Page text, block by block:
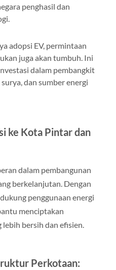
penghasil dan
adopsi EV, permintaan
juga akan tumbuh. Ini
dalam pembangkit
dan sumber energi
ke Kota Pintar dan
dalam pembangunan
berkelanjutan. Dengan
penggunaan energi
menciptakan
bersih dan efisien.
Perkotaan: